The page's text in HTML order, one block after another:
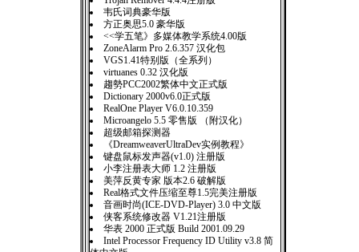
韦氏词典豪华版
方正奥思5.0 豪华版
<<学五笔》多媒体教学系统4.00版
ZoneAlarm Pro 2.6.357 汉化包
VGS1.41特别版（全系列）
virtuanes 0.32 汉化版
趨勢PCC2002繁体中文正式版
Dictionary 2000v6.0正式版
RealOne Player V6.0.10.359
Microangelo 5.5 零售版 （附汉化）
超级邮箱探测器
《DreamweaverUltraDev实例教程》
键盘鼠标发声器(v1.0) 注册版
小李注册表大师 1.2 注册版
美萍反黄专家 版本2.6 破解版
Real格式文件压缩至尊1.5完美注册版
音画时尚(ICE-DVD-Player) 3.0 中文版
侠客系统修改器 V1.21注册版
华表 2000 正式版 Build 2001.09.29
Intel Processor Frequency ID Utility v3.8 简